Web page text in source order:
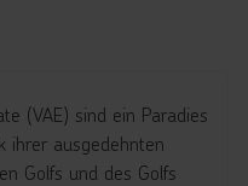
(VAE) sind ein Paradies
ihrer ausgedehnten
Golfs und des Golfs